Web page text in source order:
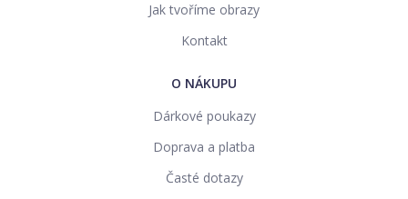
Jak tvoříme obrazy
Kontakt
O NÁKUPU
Dárkové poukazy
Doprava a platba
Časté dotazy